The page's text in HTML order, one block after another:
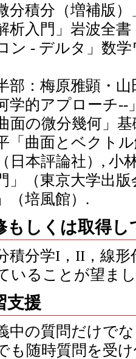
分積分（増補版
析入門」岩波全
ン - デルタ」数
部：梅原雅顕・
学的アプローチ--
面の微分幾何」
「曲面とベクト
日本評論社）, 小
」（東京大学出
（培風館）.
もしくは取得
積分学I，II，線
いることが望ま
支援
中の質問だけで
も随時質問を受